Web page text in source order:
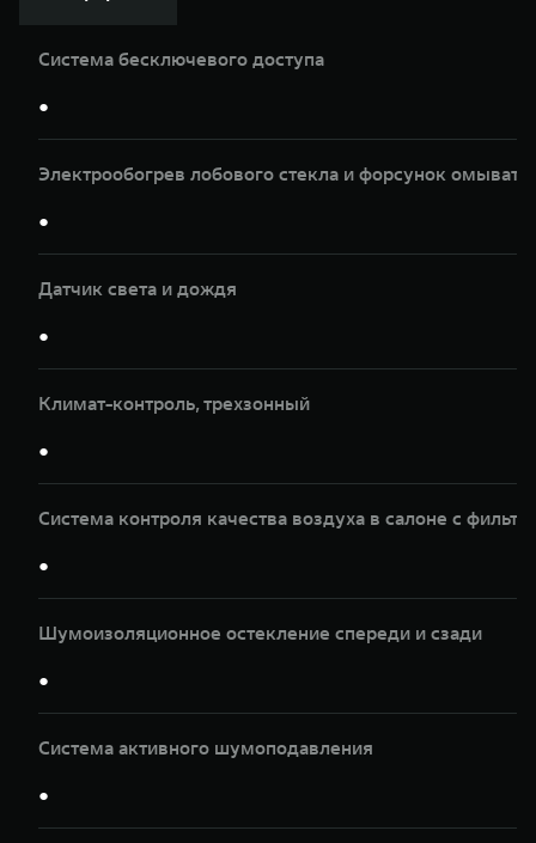
Система бесключевого доступа
●
Электрообогрев лобового стекла и форсунок
●
Датчик света и дождя
●
Климат-контроль, трeхзонный
●
Система контроля качества воздуха в салоне с
●
Шумоизоляционное остекление спереди и сзади
●
Система активного шумоподавления
●